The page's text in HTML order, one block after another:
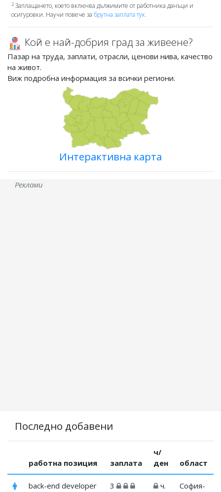
2Заплащането, което включва дължимите от работника данъци и
осигуровки. Научи повече за брутна заплата тук.
Кой е най-добрия град за живеене?
Пазар на труда, заплати, отрасли, ценови нива, качество
на живот.
Виж подробна информация за всички региони.
Интерактивна карта
Реклами
Последно добавени
работна позиция заплата
ч/
ден
област
back-end developer
3
ч.
София-